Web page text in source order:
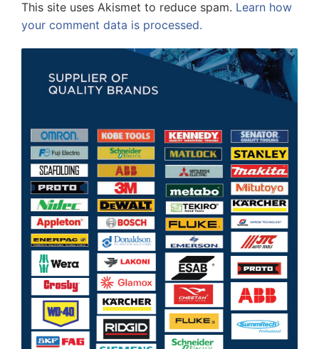
This site uses Akismet to reduce spam. Learn how
your comment data is processed.